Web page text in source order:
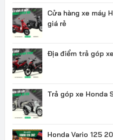
Cửa hàng xe máy
giá rẻ
Địa điểm trả góp
Trả góp xe Honda
Honda Vario 125